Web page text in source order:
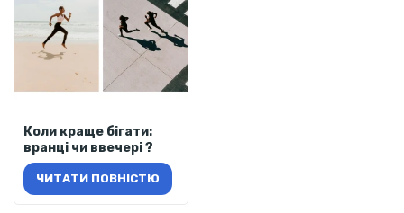
Коли краще бігати:
вранці чи ввечері ?
ЧИТАТИ ПОВНІСТЮ